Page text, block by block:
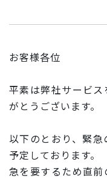
お客様各位
平素は弊社サービ
がとうございます。
以下のとおり、緊
予定しており ます。
急を要するため直